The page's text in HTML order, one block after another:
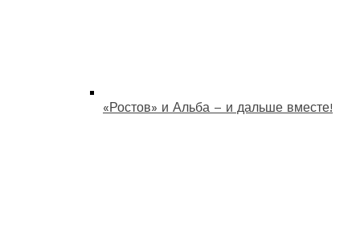
«Ростов» и Альба – и дальше вместе!